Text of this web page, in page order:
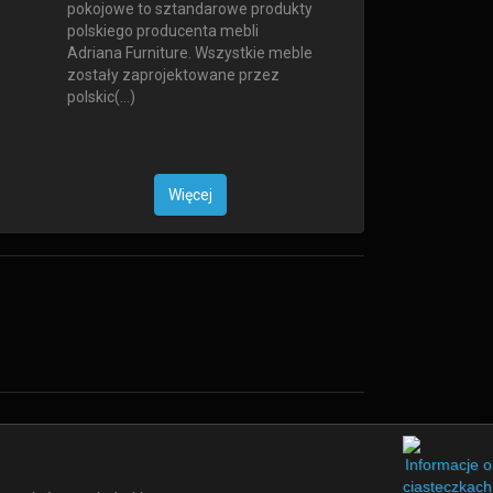
pokojowe to sztandarowe produkty
polskiego producenta mebli
Adriana Furniture. Wszystkie meble
zostały zaprojektowane przez
polskic(...)
Więcej